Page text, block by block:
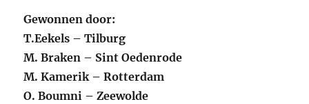
Gewonnen door:
T.Eekels – Tilburg
M. Braken – Sint Oedenrode
M. Kamerik – Rotterdam
O. Boumni – Zeewolde